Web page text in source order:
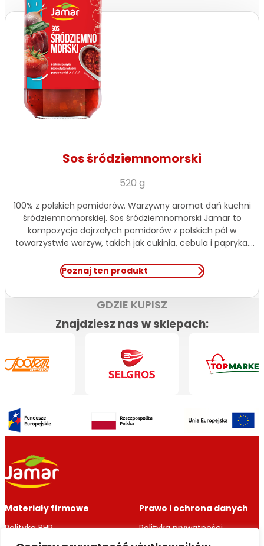
Sos śródziemnomorski
520 g
100% z polskich pomidorów. Warzywny aromat dań kuchni
śródziemnomorskiej. Sos śródziemnomorski Jamar to
kompozycja dojrzałych pomidorów z polskich pól w
towarzystwie warzyw, takich jak cukinia, cebula i papryka.
naturalny smak inspirowany kuchnią południa Europy. Idealny
do makaronów, zapiekanek warzywnych i dań z patelni.
Poznaj ten produkt
GDZIE KUPISZ
Znajdziesz nas w sklepach:
Materiały firmowe
Polityka BHP
Zmiana statusu
Prawo i ochrona danych
Polityka prywatności
Polityka cookie